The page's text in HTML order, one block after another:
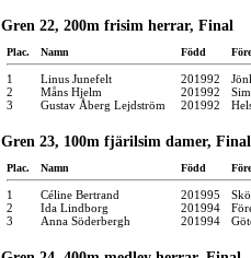
Gren 22, 200m frisim herrar, Final
Plac. Namn Född
1 Linus Junefelt 201992
2
Måns Hjelm 201992
3
Gustav Åberg Lejdström 201992
Gren 23, 100m fjärilsim damer, Final
Plac. Namn Född
1 Céline Bertrand 201995
2
Ida Lindborg 201994
3
Anna Söderbergh 201994